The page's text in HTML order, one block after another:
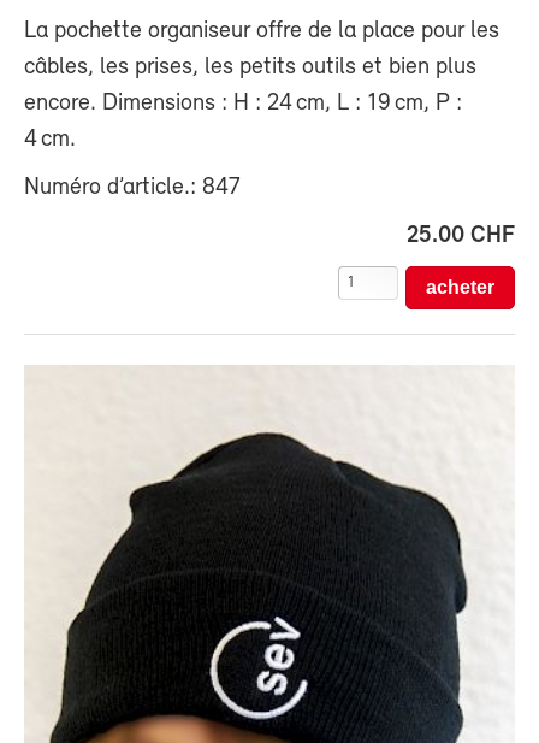
La pochette organiseur offre de la place pour les
câbles, les prises, les petits outils et bien plus
encore. Dimensions : H : 24 cm, L : 19 cm, P :
4 cm.
Numéro d’article.: 847
25.00 CHF